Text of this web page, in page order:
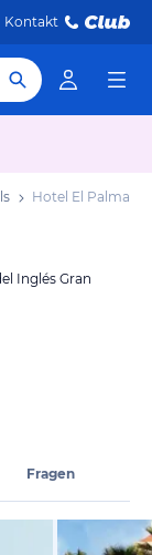
Kontakt
Hotel El Palmar
Inglés Gran
Fragen